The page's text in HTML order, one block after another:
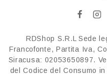
RDShop S.R.L Sede
Francofonte, Partita Iva,
Siracusa: 02053650897.
del Codice del Consumo